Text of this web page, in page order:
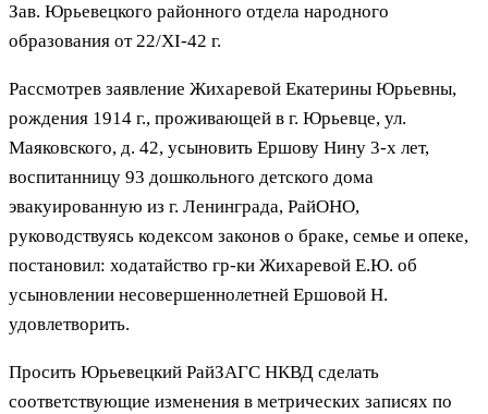
Зав. Юрьевецкого районного отдела народного
образования от 22/XI-42 г.
Рассмотрев заявление Жихаревой Екатерины Юрьевны,
рождения 1914 г., проживающей в г. Юрьевце, ул.
Маяковского, д. 42, усыновить Ершову Нину 3-х лет,
воспитанницу 93 дошкольного детского дома
эвакуированную из г. Ленинграда, РайОНО,
руководствуясь кодексом законов о браке, семье и опеке,
постановил: ходатайство гр-ки Жихаревой Е.Ю. об
усыновлении несовершеннолетней Ершовой Н.
удовлетворить.
Просить Юрьевецкий РайЗАГС НКВД сделать
соответствующие изменения в метрических записях по